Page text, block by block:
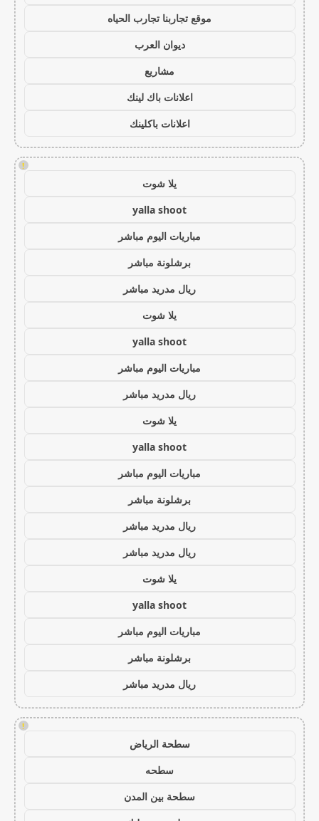
موقع تجاربنا تجارب الحياه
ديوان العرب
مشاريع
اعلانات باك لينك
اعلانات باكلينك
!
يلا شوت
yalla shoot
مباريات اليوم مباشر
برشلونة مباشر
ريال مدريد مباشر
يلا شوت
yalla shoot
مباريات اليوم مباشر
ريال مدريد مباشر
يلا شوت
yalla shoot
مباريات اليوم مباشر
برشلونة مباشر
ريال مدريد مباشر
ريال مدريد مباشر
يلا شوت
yalla shoot
مباريات اليوم مباشر
برشلونة مباشر
ريال مدريد مباشر
!
سطحة الرياض
سطحه
سطحة بين المدن